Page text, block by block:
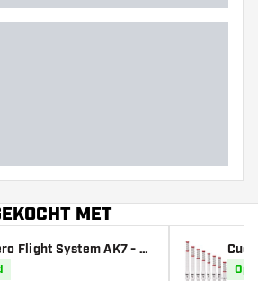
MET
Flight System AK7 - Bl
Op